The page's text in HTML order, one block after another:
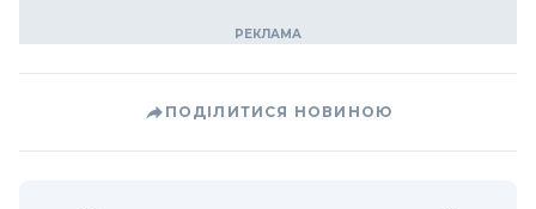
ПОДІЛИТИСЯ НОВИНОЮ